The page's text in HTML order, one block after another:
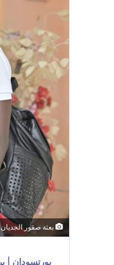
بعثة صقور
بورتسودان |